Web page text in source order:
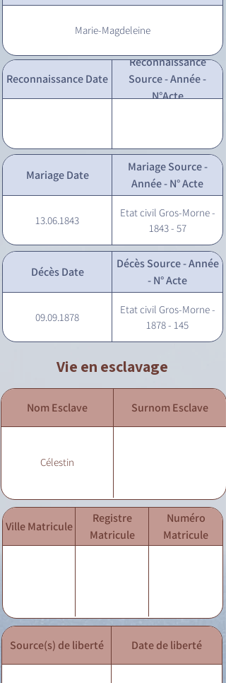
Marie-Magdeleine
Reconnaissance Date
Reconnaissance
Source - Année -
N°Acte
Mariage Date
Mariage Source -
Année - N° Acte
13.06.1843
Etat civil Gros-Morne -
1843 - 57
Décès Date
Décès Source - Année
- N° Acte
09.09.1878
Etat civil Gros-Morne -
1878 - 145
Vie en esclavage
Nom Esclave Surnom Esclave
Célestin
Ville Matricule
Registre
Matricule
Numéro
Matricule
Source(s) de liberté Date de liberté